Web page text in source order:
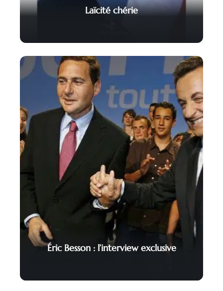
Laïcité chérie
Éric Besson : l’interview exclusive